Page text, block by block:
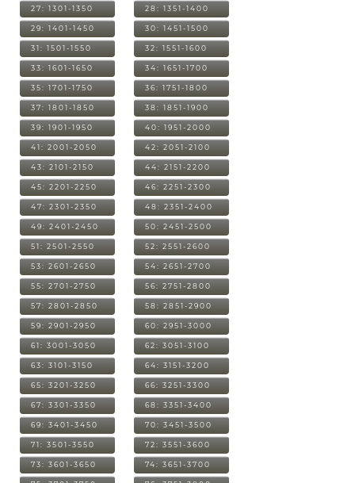
27: 1301-1350 28: 1351-1400
29: 1401-1450 30: 1451-1500
31: 1501-1550 32: 1551-1600
33: 1601-1650 34: 1651-1700
35: 1701-1750 36: 1751-1800
37: 1801-1850 38: 1851-1900
39: 1901-1950 40: 1951-2000
41: 2001-2050 42: 2051-2100
43: 2101-2150 44: 2151-2200
45: 2201-2250 46: 2251-2300
47: 2301-2350 48: 2351-2400
49: 2401-2450 50: 2451-2500
51: 2501-2550 52: 2551-2600
53: 2601-2650 54: 2651-2700
55: 2701-2750 56: 2751-2800
57: 2801-2850 58: 2851-2900
59: 2901-2950 60: 2951-3000
61: 3001-3050 62: 3051-3100
63: 3101-3150 64: 3151-3200
65: 3201-3250 66: 3251-3300
67: 3301-3350 68: 3351-3400
69: 3401-3450 70: 3451-3500
71: 3501-3550 72: 3551-3600
73: 3601-3650 74: 3651-3700